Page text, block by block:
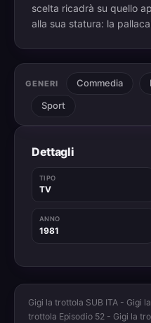
scelta ricadrà su quello
alla sua statura: la
GENERI Commedia
Sport
Dettagli
TIPO
TV
ANNO
1981
Gigi la trottola SUB ITA - Gigi
trottola Episodio 52 - Gigi la